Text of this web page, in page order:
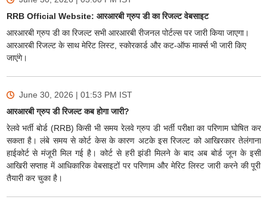
RRB Official Website: आरआरबी ग्रुप डी का रिजल्ट वेबसाइट
आरआरबी ग्रुप डी का रिजल्ट सभी आरआरबी रीजनल पोर्टल्स पर जारी किया जाएगा।
आरआरबी रिजल्ट के साथ मेरिट लिस्ट, स्कोरकार्ड और कट-ऑफ मार्क्स भी जारी किए
जाएंगे।
June 30, 2026 | 01:53 PM IST
आरआरबी ग्रुप डी रिजल्ट कब होगा जारी?
रेलवे भर्ती बोर्ड (RRB) किसी भी समय रेलवे ग्रुप डी भर्ती परीक्षा का परिणाम घोषित कर
सकता है। लंबे समय से कोर्ट केस के कारण अटके इस रिजल्ट को आखिरकार तेलंगाना
हाईकोर्ट से मंजूरी मिल गई है। कोर्ट से हरी झंडी मिलने के बाद अब बोर्ड जून के इसी
आखिरी सप्ताह में आधिकारिक वेबसाइटों पर परिणाम और मेरिट लिस्ट जारी करने की पूरी
तैयारी कर चुका है।